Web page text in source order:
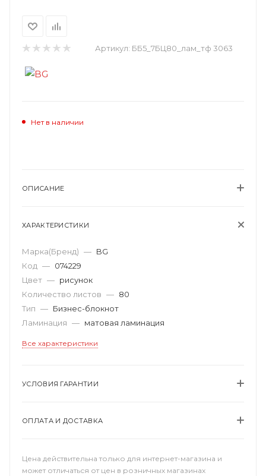
Артикул: ББ5_7БЦ80_лам_тф 3063
Нет в наличии
ОПИСАНИЕ
ХАРАКТЕРИСТИКИ
Марка(Бренд) — BG
Код — 074229
Цвет — рисунок
Количество листов — 80
Тип — Бизнес-блокнот
Ламинация — матовая ламинация
Все характеристики
УСЛОВИЯ ГАРАНТИИ
ОПЛАТА И ДОСТАВКА
Цена действительна только для интернет-магазина и
может отличаться от цен в розничных магазинах